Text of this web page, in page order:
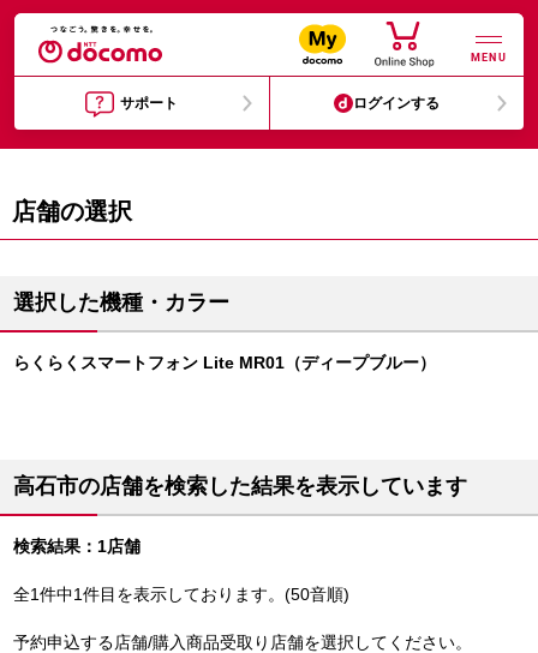
MENU
サポート ログインする
店舗の選択
選択した機種・カラー
らくらくスマートフォン Lite MR01（ディープブルー）
高石市の店舗を検索した結果を表示しています
検索結果：1店舗
全1件中1件目を表示しております。(50音順)
予約申込する店舗/購入商品受取り店舗を選択してください。